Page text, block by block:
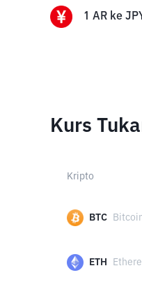
1 AR ke
Kurs
Kripto
BTC
ETH